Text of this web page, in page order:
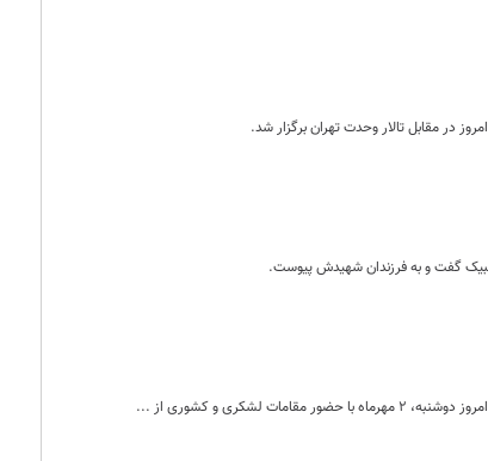
در مقابل تالار وحدت تهران برگزار شد.
گفت و به فرزندان شهیدش پیوست.
و کشوری از ...